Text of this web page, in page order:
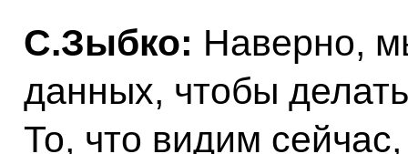
С.Зыбко: Наверно,
данных, чтобы
То, что видим